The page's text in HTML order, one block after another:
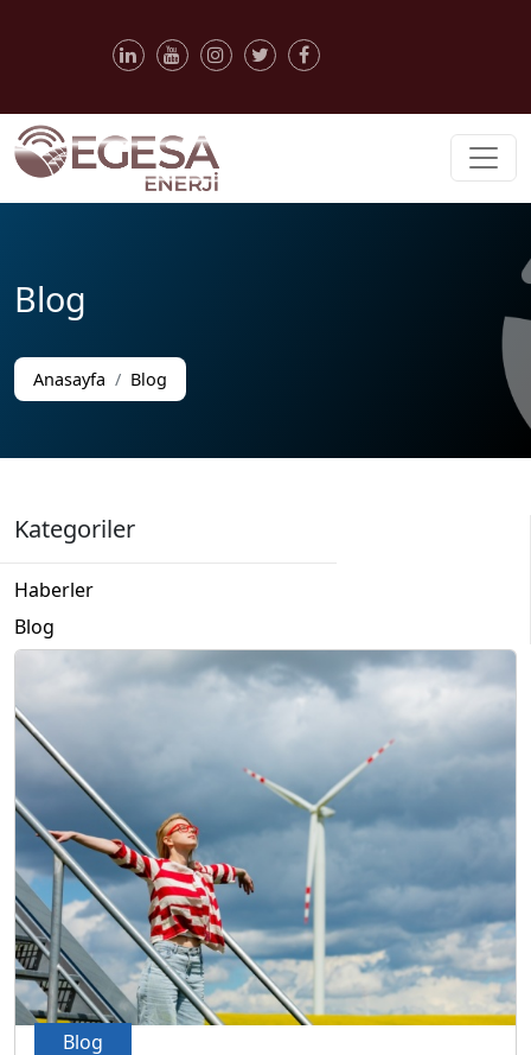
Blog
Anasayfa Blog
Kategoriler
Haberler
Blog
Blog